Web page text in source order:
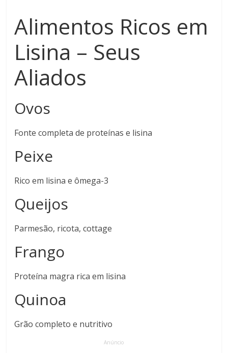
Alimentos Ricos em
Lisina – Seus
Aliados
Ovos
Fonte completa de proteínas e lisina
Peixe
Rico em lisina e ômega-3
Queijos
Parmesão, ricota, cottage
Frango
Proteína magra rica em lisina
Quinoa
Grão completo e nutritivo
Anúncio